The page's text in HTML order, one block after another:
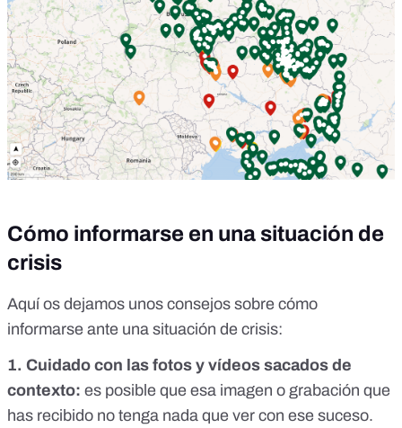
Cómo informarse en una situación de
crisis
Aquí os dejamos unos consejos sobre cómo
informarse ante una situación de crisis:
1. Cuidado con las fotos y vídeos sacados de
contexto: es posible que esa imagen o grabación que
has recibido no tenga nada que ver con ese suceso.